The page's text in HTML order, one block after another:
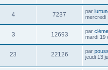
4 7237 par
mercredi
3 12693 par
mardi 19
23 22126 par
jeudi 13